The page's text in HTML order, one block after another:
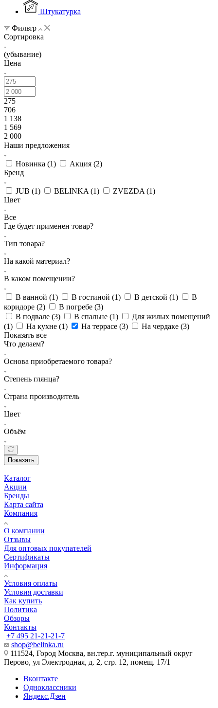
Штукатурка
Фильтр
Сортировка
(убывание)
Цена
275
706
1 138
1 569
2 000
Наши предложения
Новинка (1) Акция (2)
Бренд
JUB (1) BELINKA (1) ZVEZDA (1)
Цвет
Все
Где будет применен товар?
Тип товара?
На какой материал?
В каком помещении?
В ванной (1) В гостиной (1) В детской (1)
В
коридоре (2) В погребе (3)
В подвале (3) В спальне (1)
Для жилых помещений
(1) На кухне (1) На террасе (3) На чердаке (3)
Показать все
Что делаем?
Основа приобретаемого товара?
Степень глянца?
Страна производитель
Цвет
Объём
Показать
Каталог
Акции
Бренды
Карта сайта
Компания
О компании
Отзывы
Для оптовых покупателей
Сертификаты
Информация
Условия оплаты
Условия доставки
Как купить
Политика
Обзоры
Контакты
+7 495 21-21-21-7
shop@belinka.ru
111524, Город Москва, вн.тер.г. муниципальный округ
Перово, ул Электродная, д. 2, стр. 12, помещ. 17/1
Вконтакте
Одноклассники
Яндекс.Дзен